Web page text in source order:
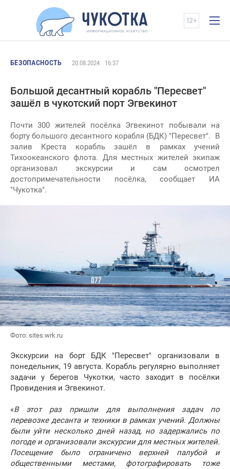
БЕЗОПАСНОСТЬ 20.08.2024 16:37
Большой десантный корабль "Пересвет"
зашёл в чукотский порт Эгвекинот
Почти 300 жителей посёлка Эгвекинот побывали на
борту большого десантного корабля (БДК) "Пересвет". В
залив Креста корабль зашёл в рамках учений
Тихоокеанского флота. Для местных жителей экипаж
организовал экскурсии и сам осмотрел
достопримечательности посёлка, сообщает ИА
"Чукотка".
Фото: sites.wrk.ru
Экскурсии на борт БДК "Пересвет" организовали в
понедельник, 19 августа. Корабль регулярно выполняет
задачи у берегов Чукотки, часто заходит в посёлки
Провидения и Эгвекинот.
«В этот раз пришли для выполнения задач по
перевозке десанта и техники в рамках учений. Должны
были уйти несколько дней назад, но задержались по
погоде и организовали экскурсии для местных жителей.
Посещение было ограничено верхней палубой и
общественными местами, фотографировать тоже